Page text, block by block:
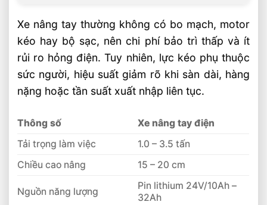
Phổ Biến Hiện Nay?
Xe Nâng Dầu 3 Tấn Nâng Cao 4.5 Mét
Nên Chọn Loại Nào?
Xe Nâng Lithium Tải Trọng Nào Phù Hợp
Cho Kho Logistics
Nhau Thế Nào
So Sánh Xe Nâng Lithium 1.5 Tấn Và 2
Tấn Nên Chọn Loại Nào
Chọn Xe Nâng Lithium Theo Nhu Cầu Sử
Xe nâng tay thường không có bo mạch, motor
kéo hay bộ sạc, nên chi phí bảo trì thấp và ít
rủi ro hỏng điện. Tuy nhiên, lực kéo phụ thuộc
sức người, hiệu suất giảm rõ khi sàn dài, hàng
nặng hoặc tần suất xuất nhập liên tục.
Thông số
Xe nâng tay điện
Tải trọng làm việc
1.0 – 3.5 tấn
Chiều cao nâng
15 – 20 cm
Nguồn năng lượng
Pin lithium 24V/10Ah –
32Ah